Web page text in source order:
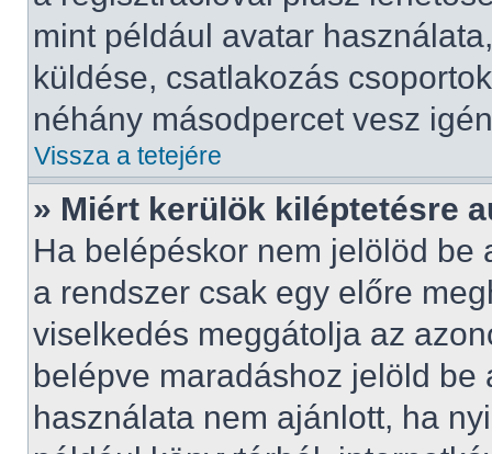
mint például avatar
küldése, csatlakozás
néhány másodpercet vesz
Vissza a tetejére
» Miért kerülök kiléptetésre
Ha belépéskor nem jelölöd be
a rendszer csak egy előre
viselkedés meggátolja az
belépve maradáshoz jelöld
használata nem ajánlott, ha